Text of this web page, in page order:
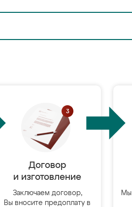
Договор
и изготовление
Заключаем договор,
Вы вносите предоплату в
Мы